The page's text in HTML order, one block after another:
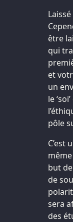
être
qui
et
un
le
pôle
C’est
but
de
sera
des